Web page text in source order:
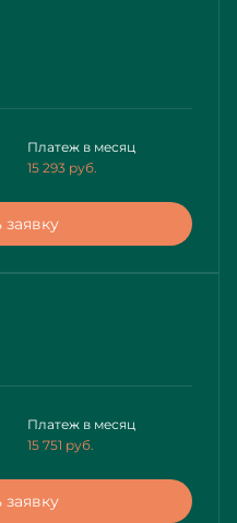
Платеж в месяц
15 293 руб.
Платеж в месяц
15 751 руб.